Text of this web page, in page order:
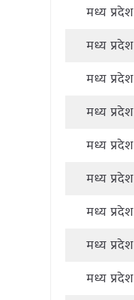
मध्य प्रदेश
मध्य प्रदेश
मध्य प्रदेश
मध्य प्रदेश
मध्य प्रदेश
मध्य प्रदेश
मध्य प्रदेश
मध्य प्रदेश
मध्य प्रदेश